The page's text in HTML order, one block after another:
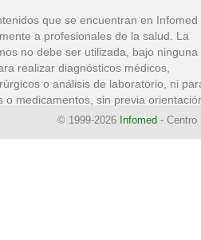
que se encuentran en Infomed
a profesionales de la salud. La
no debe ser utilizada, bajo ninguna
realizar diagnósticos médicos,
o análisis de laboratorio, ni
o medicamentos, sin previa
© 1999-2026 Infomed - Centro